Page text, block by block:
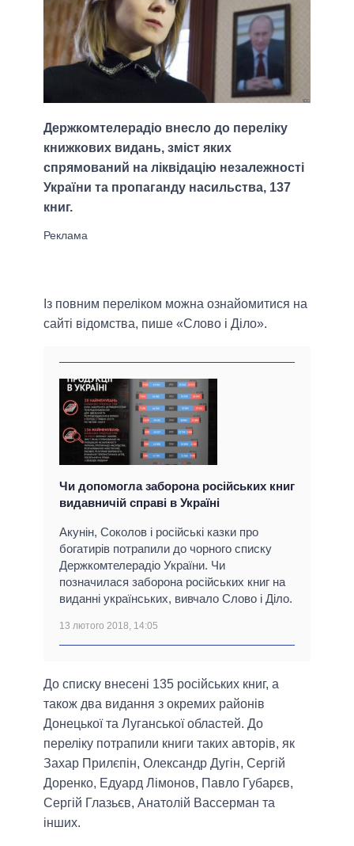
Держкомтелерадіо внесло до переліку
книжкових видань, зміст яких
спрямований на ліквідацію незалежності
України та пропаганду насильства, 137
книг.
Із повним переліком можна ознайомитися на
сайті відомства, пише «Слово і Діло».
Чи допомогла заборона російських книг
видавничій справі в Україні
Акунін, Соколов і російські казки про
богатирів потрапили до чорного списку
Держкомтелерадіо України. Чи
позначилася заборона російських книг на
виданні українських, вивчало Слово і Діло.
13 лютого 2018, 14:05
До списку внесені 135 російських книг, а
також два видання з окремих районів
Донецької та Луганської областей. До
переліку потрапили книги таких авторів, як
Захар Прилєпін, Олександр Дугін, Сергій
Доренко, Едуард Лімонов, Павло Губарєв,
Сергій Глазьєв, Анатолій Вассерман та
інших.